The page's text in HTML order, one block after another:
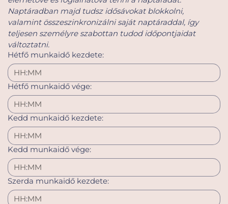
Naptáradban majd tudsz idősávokat blokkolni,
valamint összeszinkronizálni saját naptáraddal, így
teljesen személyre szabottan tudod időpontjaidat
változtatni.
Hétfő munkaidő kezdete:
:
Hétfő munkaidő vége:
:
Kedd munkaidő kezdete:
:
Kedd munkaidő vége:
:
Szerda munkaidő kezdete:
: